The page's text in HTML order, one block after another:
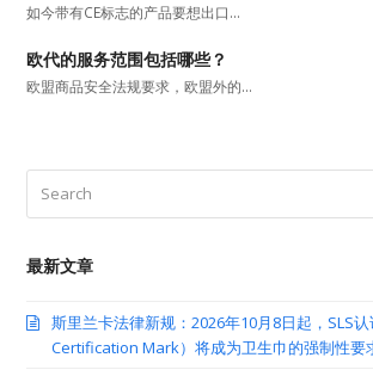
如今带有CE标志的产品要想出口…
欧代的服务范围包括哪些？
欧盟商品安全法规要求，欧盟外的…
最新文章
斯里兰卡法律新规：2026年10月8日起，SLS认
Certification Mark）将成为卫生巾的强制性要